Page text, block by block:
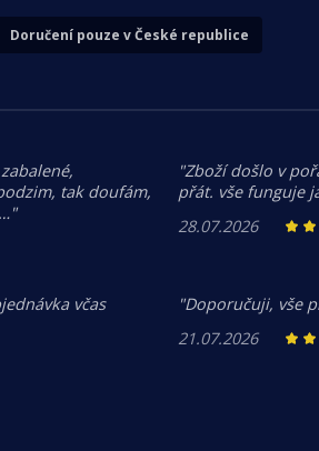
Doručení pouze v České republice
tak doufám,
"Zboží došlo v
přát. vše funguje
28.07.2026
včas
"Doporučuji, vše
21.07.2026